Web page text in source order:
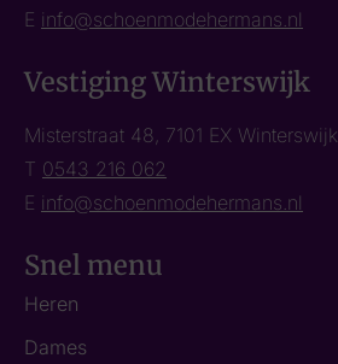
E info@schoenmodehermans.nl
Vestiging Winterswijk
Misterstraat 48, 7101 EX Winterswijk
T 0543 216 062
E info@schoenmodehermans.nl
Snel menu
Heren
Dames